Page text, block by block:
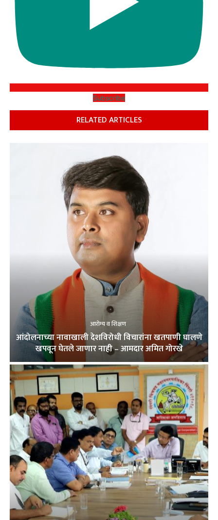
Subscribe
RELATED ARTICLES
आरोग्य व शिक्षण
आंदोलनाच्या नावाखाली देशविरोधी विचारांना खतपाणी घालणे
खपवून घेतले जाणार नाही – आमदार अमित गोरखे